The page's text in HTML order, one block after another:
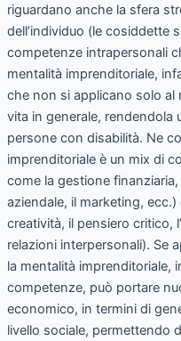
riguardano anche la sfera
dell’individuo (le cosiddette
competenze intrapersonali
mentalità imprenditoriale,
che non si applicano solo al
vita in generale, rendendola
persone con disabilità. Ne
imprenditoriale è un mix di
come la gestione
aziendale, il marketing,
creatività, il pensiero critico,
relazioni interpersonali). Se
la mentalità imprenditoriale,
competenze, può portare
economico, in termini di
livello sociale, permettendo